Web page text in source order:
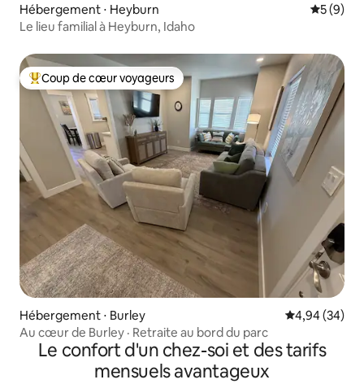
Hébergement ⋅ Heyburn
5 (9)
Le lieu familial à Heyburn, Idaho
Coups de cœur voyageurs les plus appréciés
Coup de cœur voyageurs
Hébergement ⋅ Burley Évaluation
4,94 (34)
Au cœur de Burley · Retraite au bord du parc
Le confort d'un chez-soi et des tarifs
mensuels avantageux